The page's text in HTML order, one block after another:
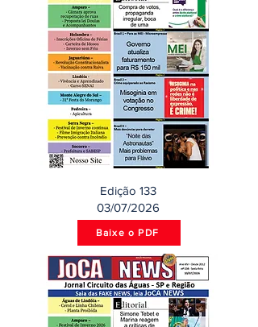
Edição 133
03/07/2026
Baixe o PDF